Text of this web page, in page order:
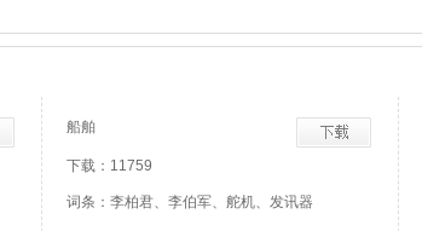
船舶
下载：11759
词条：李柏君、李伯军、舵机、发讯器